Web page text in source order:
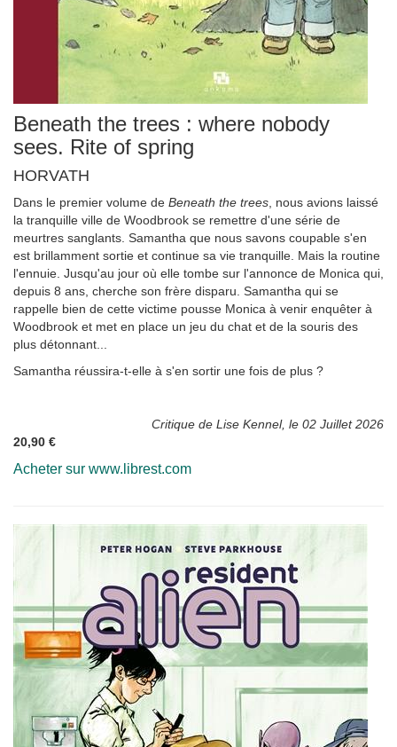
Beneath the trees : where nobody
sees. Rite of spring
HORVATH
Dans le premier volume de Beneath the trees , nous avions laissé
la tranquille ville de Woodbrook se remettre d'une série de
meurtres sanglants. Samantha que nous savons coupable s'en
est brillamment sortie et continue sa vie tranquille. Mais la routine
l'ennuie. Jusqu'au jour où elle tombe sur l'annonce de Monica qui,
depuis 8 ans, cherche son frère disparu. Samantha qui se
rappelle bien de cette victime pousse Monica à venir enquêter à
Woodbrook et met en place un jeu du chat et de la souris des
plus détonnant...
Samantha réussira-t-elle à s'en sortir une fois de plus ?
Critique de Lise Kennel, le 02 Juillet 2026
20,90 €
Acheter sur www.librest.com